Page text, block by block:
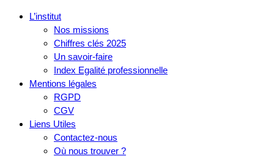
L’institut
Nos missions
Chiffres clés 2025
Un savoir-faire
Index Egalité professionnelle
Mentions légales
RGPD
CGV
Liens Utiles
Contactez-nous
Où nous trouver ?